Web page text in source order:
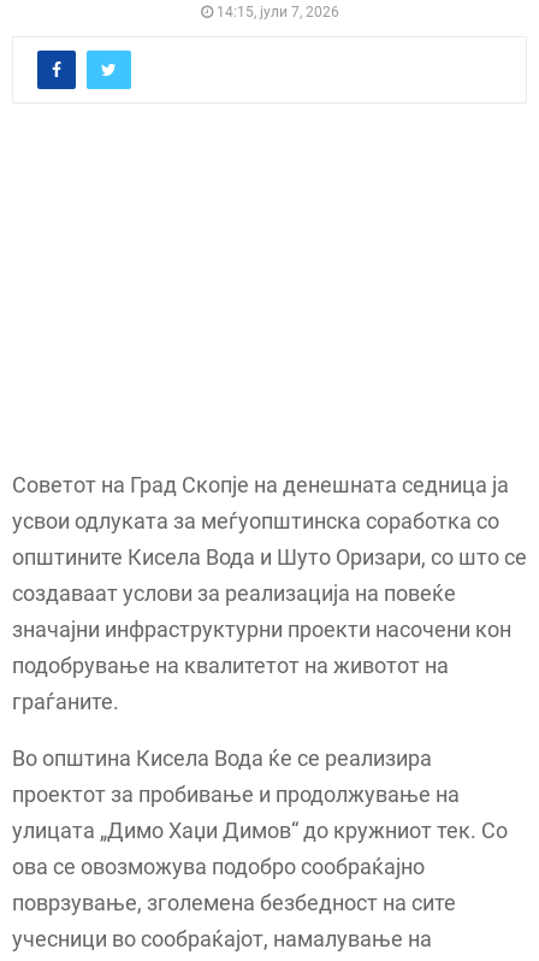
14:15, јули 7, 2026
Советот на Град Скопје на денешната седница ја
усвои одлуката за меѓуопштинска соработка со
општините Кисела Вода и Шуто Оризари, со што се
создаваат услови за реализација на повеќе
значајни инфраструктурни проекти насочени кон
подобрување на квалитетот на животот на
граѓаните.
Во општина Кисела Вода ќе се реализира
проектот за пробивање и продолжување на
улицата „Димо Хаџи Димов“ до кружниот тек. Со
ова се овозможува подобро сообраќајно
поврзување, зголемена безбедност на сите
учесници во сообраќајот, намалување на